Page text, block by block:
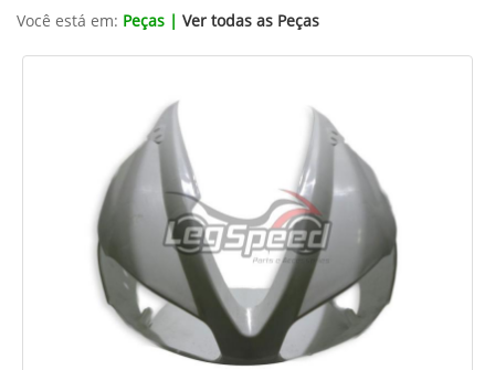
Você está em: Peças | Ver todas as Peças